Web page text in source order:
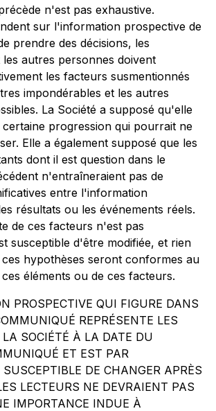
n'est pas exhaustive.
sur l'information prospective de
prendre des décisions, les
les autres personnes doivent
les facteurs susmentionnés
impondérables et les autres
La Société a supposé qu'elle
progression qui pourrait ne
Elle a également supposé que les
dont il est question dans le
n'entraîneraient pas de
entre l'information
résultats ou les événements réels.
de ces facteurs n'est pas
susceptible d'être modifiée, et rien
hypothèses seront conformes au
éléments ou de ces facteurs.
PROSPECTIVE QUI FIGURE DANS
REPRÉSENTE LES
SOCIÉTÉ À LA DATE DU
ET EST PAR
DE CHANGER APRÈS
LECTEURS NE DEVRAIENT PAS
IMPORTANCE INDUE À